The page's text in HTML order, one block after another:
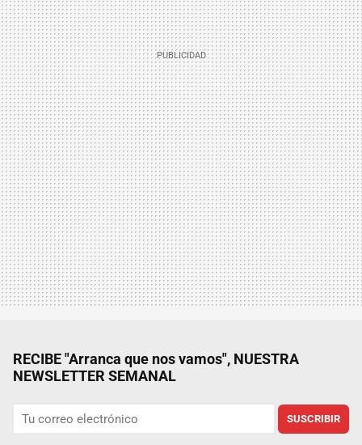
RECIBE "Arranca que nos vamos", NUESTRA
NEWSLETTER SEMANAL
SUSCRIBIR